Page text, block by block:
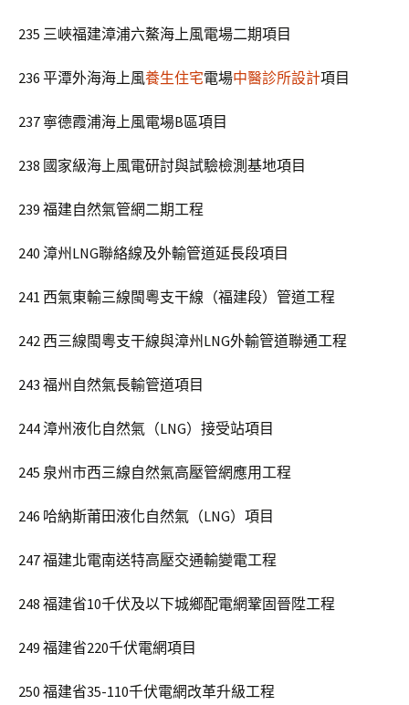
235 三峽福建漳浦六鰲海上風電場二期項目
236 平潭外海海上風養生住宅電場中醫診所設計項目
237 寧德霞浦海上風電場B區項目
238 國家級海上風電研討與試驗檢測基地項目
239 福建自然氣管網二期工程
240 漳州LNG聯絡線及外輸管道延長段項目
241 西氣東輸三線閩粵支干線（福建段）管道工程
242 西三線閩粵支干線與漳州LNG外輸管道聯通工程
243 福州自然氣長輸管道項目
244 漳州液化自然氣（LNG）接受站項目
245 泉州市西三線自然氣高壓管網應用工程
246 哈納斯莆田液化自然氣（LNG）項目
247 福建北電南送特高壓交通輸變電工程
248 福建省10千伏及以下城鄉配電網鞏固晉陞工程
249 福建省220千伏電網項目
250 福建省35-110千伏電網改革升級工程